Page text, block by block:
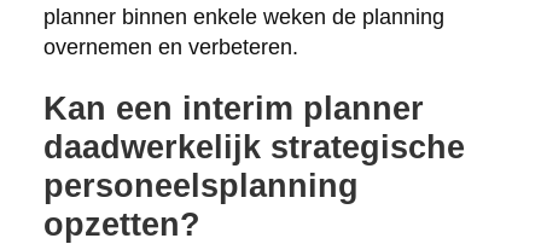
planner binnen enkele weken de planning
overnemen en verbeteren.
Kan een interim planner
daadwerkelijk strategische
personeelsplanning
opzetten?